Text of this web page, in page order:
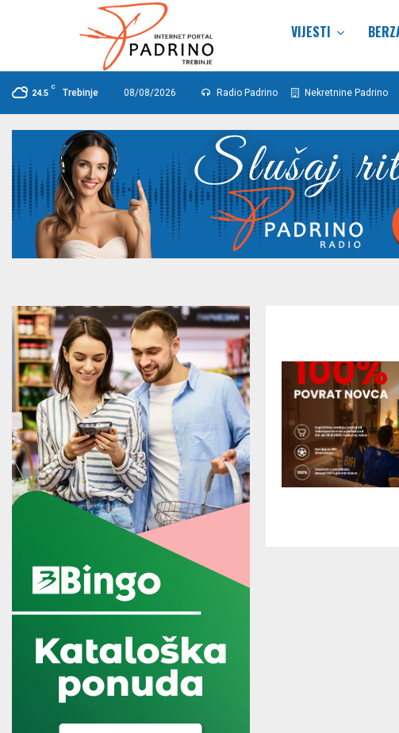
VIJESTI
24.5
C
Trebinje 08/08/2026 Radio Padrino Nekretnine Padrino